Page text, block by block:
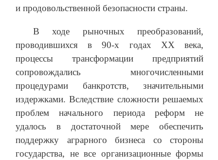
и продовольственной безопасности страны.
В ходе рыночных преобразований,
проводившихся в 90-х годах XX века,
процессы трансформации предприятий
сопровождались многочисленными
процедурами банкротств, значительными
издержками. Вследствие сложности решаемых
проблем начального периода реформ не
удалось в достаточной мере обеспечить
поддержку аграрного бизнеса со стороны
государства, не все организационные формы